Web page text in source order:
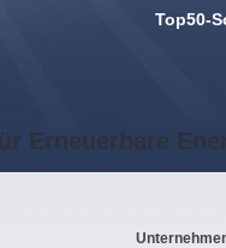
Top50-
Erneuerbare